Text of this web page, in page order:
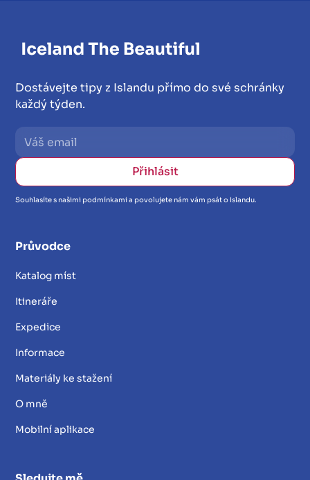
Dostávejte tipy z Islandu přímo do své schránky
každý týden.
Souhlasíte s našimi podmínkami a povolujete nám vám psát o Islandu.
Průvodce
Katalog míst
Itineráře
Expedice
Informace
Materiály ke stažení
O mně
Mobilní aplikace